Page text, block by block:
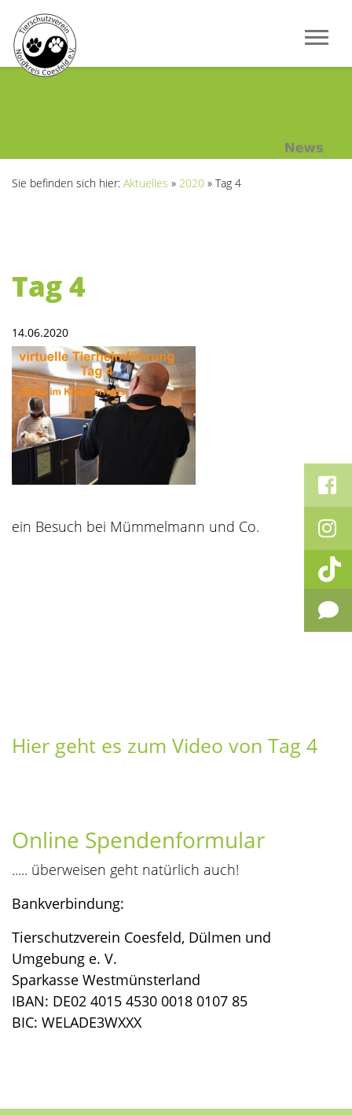
Sie befinden sich hier: Aktuelles » 2020 » Tag 4
Tag 4
14.06.2020
ein Besuch bei Mümmelmann und Co.
Hier geht es zum Video von Tag 4
Online Spendenformular
..... überweisen geht natürlich auch!
Bankverbindung:
Tierschutzverein Coesfeld, Dülmen und
Umgebung e. V.
Sparkasse Westmünsterland
IBAN: DE02 4015 4530 0018 0107 85
BIC: WELADE3WXXX